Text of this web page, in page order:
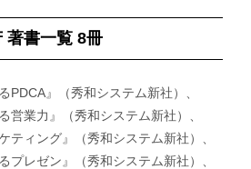
著書一覧 8冊
PDCA』（秀和システム新社）、
営業力』（秀和システム新社）、
ティング』（秀和システム新社）、
プレゼン』（秀和システム新社）、